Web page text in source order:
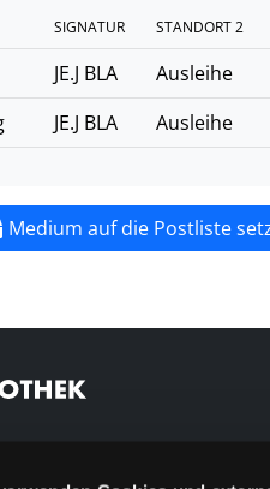
SIGNATUR STANDORT 2
JE.J BLA Ausleihe
JE.J BLA Ausleihe
Medium auf die Postliste